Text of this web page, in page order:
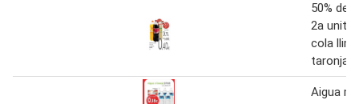
50%
2a
cola
taronja
Aigua